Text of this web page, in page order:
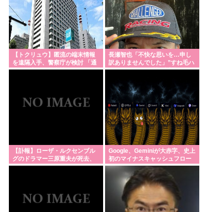
【トクリュウ】匿流の端末情報
を遠隔入手、警察庁が検討 「通
信の秘密」と整合性は
長瀬智也「不快な思いを…申し
訳ありませんでした」”すね毛ハ
ラスメント”を女性に謝罪
【訃報】ローザ・ルクセンブル
グのドラマー三原重夫が死去、
ルースターズやスターリンにも
Google、Geminiが大赤字、史上
初のマイナスキャッシュフロー
に陥る